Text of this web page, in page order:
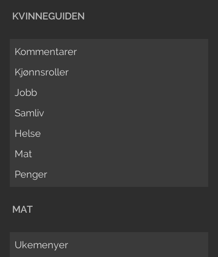
KVINNEGUIDEN
Kommentarer
Kjønnsroller
Jobb
Samliv
Helse
Mat
Penger
MAT
Ukemenyer